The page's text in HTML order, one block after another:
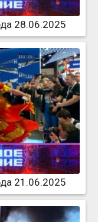
28.06.2025
21.06.2025